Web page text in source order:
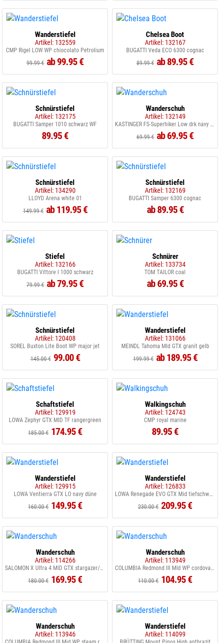
Wanderstiefel
Artikel: 132559
CMP Rigel LOW WP chiocolato Petrolium
99.99 € ab 99.95 €
Chelsea Boot
Artikel: 132167
BUGATTI Veda ECO 6300 cognac
89.99 € ab 89.95 €
Schnürstiefel
Artikel: 132175
BUGATTI Samper 1010 schwarz WF
89.95 €
Wanderschuh
Artikel: 132149
KASTINGER FS-Superhiker Low drk navy steelgrey
69.99 € ab 69.95 €
Schnürstiefel
Artikel: 134290
LLOYD Arena white 01
149.99 € ab 119.95 €
Schnürstiefel
Artikel: 132169
BUGATTI Samper 6300 cognac
ab 89.95 €
Stiefel
Artikel: 132166
BUGATTI Vittore I 1000 schwarz
79.99 € ab 79.95 €
Schnürer
Artikel: 133734
TOM TAILOR coal
ab 69.95 €
Schnürstiefel
Artikel: 120408
SOREL Buxton Lite Boot WP major jet
145.00 € 99.00 €
Wanderstiefel
Artikel: 131066
MEINDL Tahoma MId GTX granit gelb
199.99 € ab 189.95 €
Schaftstiefel
Artikel: 129919
LOWA Zephyr GTX MID TF rangergreen
185.00 € 174.95 €
Walkingschuh
Artikel: 124743
CMP royal marine
89.95 €
Wanderstiefel
Artikel: 129915
LOWA Ventierra GTX LO navy düne
160.00 € 149.95 €
Wanderstiefel
Artikel: 126833
LOWA Renegade EVO GTX Mid tiefschwarz
230.00 € 209.95 €
Wanderschuh
Artikel: 114266
SALOMON X Ultra 4 MID GTX stargazer/blk/scarlet/bis
180.00 € 169.95 €
Wanderschuh
Artikel: 113949
COLUMBIA Redmond III MId WP cordovan elk
110.00 € 104.95 €
Wanderschuh
Artikel: 113946
Wanderstiefel
Artikel: 114099